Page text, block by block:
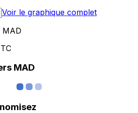
Voir le graphique complet
MAD
MAD